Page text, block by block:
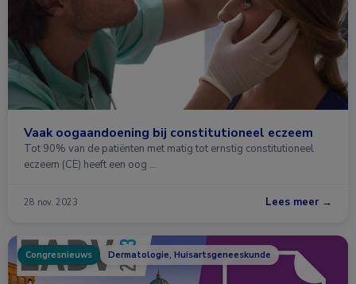
Vaak oogaandoening bij constitutioneel eczeem
Tot 90% van de patiënten met matig tot ernstig constitutioneel
eczeem (CE) heeft een oog …
28 nov. 2023 Lees meer →
Congresnieuws Dermatologie, Huisartsgeneeskunde